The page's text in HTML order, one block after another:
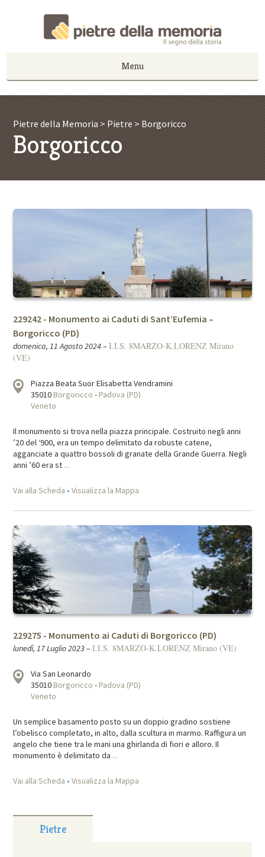
Menu
Pietre della Memoria > Pietre > Borgoricco
Borgoricco
229242 - Monumento ai Caduti di Sant’Eufemia –
Borgoricco (PD)
domenica, 11 Agosto 2024–I.I.S. 8MARZO-K.LORENZ Mirano
(VE)
Piazza Beata Suor Elisabetta Vendramini
35010 Borgoricco - Padova (PD)
Veneto
Il monumento si trova nella piazza principale. Costruito negli anni
’20 del ‘900, era un tempo delimitato da robuste catene,
agganciate a quattro bossoli di granate della Grande Guerra. Negli
anni ’60 era st ...
Vai alla Scheda •Visualizza la Mappa
229275 - Monumento ai Caduti di Borgoricco (PD)
lunedì, 17 Luglio 2023–I.I.S. 8MARZO-K.LORENZ Mirano (VE)
Via San Leonardo
35010 Borgoricco - Padova (PD)
Veneto
Un semplice basamento posto su un doppio gradino sostiene
l’obelisco completato, in alto, dalla scultura in marmo. Raffigura un
angelo che tiene tra le mani una ghirlanda di fiori e alloro. Il
monumento è delimitato da ...
Vai alla Scheda •Visualizza la Mappa
Pietre